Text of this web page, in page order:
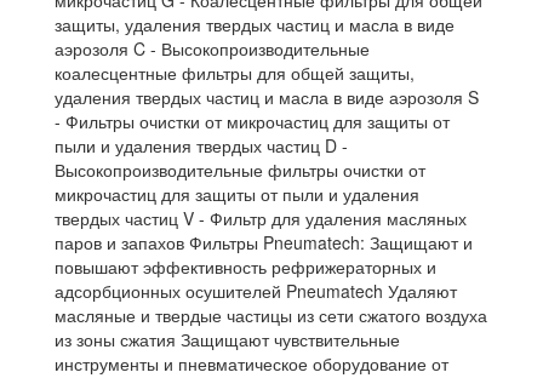
защиты, удаления твердых частиц и масла в виде
аэрозоля C - Высокопроизводительные
коалесцентные фильтры для общей защиты,
удаления твердых частиц и масла в виде аэрозоля S
- Фильтры очистки от микрочастиц для защиты от
пыли и удаления твердых частиц D -
Высокопроизводительные фильтры очистки от
микрочастиц для защиты от пыли и удаления
твердых частиц V - Фильтр для удаления масляных
паров и запахов Фильтры Pneumatech: Защищают и
повышают эффективность рефрижераторных и
адсорбционных осушителей Pneumatech Удаляют
масляные и твердые частицы из сети сжатого воздуха
из зоны сжатия Защищают чувствительные
инструменты и пневматическое оборудование от